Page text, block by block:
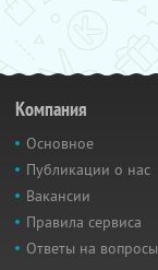
Компания
Основное
Публикации о нас
Вакансии
Правила сервиса
Ответы на вопросы